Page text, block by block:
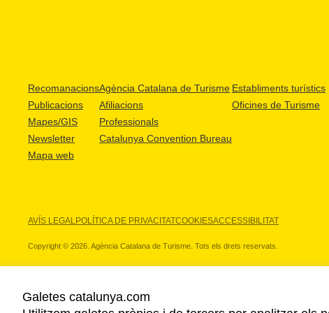
Recomanacions
Publicacions
Mapes/GIS
Newsletter
Mapa web
Agència Catalana de Turisme
Afiliacions
Professionals
Catalunya Convention Bureau
Establiments turístics
Oficines de Turisme
AVÍS LEGALPOLÍTICA DE PRIVACITATCOOKIESACCESSIBILITAT
Copyright © 2026. Agència Catalana de Turisme. Tots els drets reservats.
Galetes catalunya.com